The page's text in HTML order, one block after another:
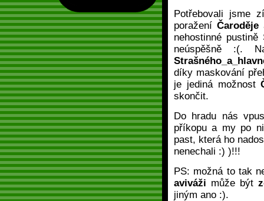
Potřebovali jsme
poraženíČaroděje
nehostinné
neúspěšně :(.
díky maskování
je jediná možnost
skončit.
Do hradu nás
příkopu a my po
past, která ho
nenechali :) )!!!
PS: možná to tak
aviváži může být
jiným ano :).